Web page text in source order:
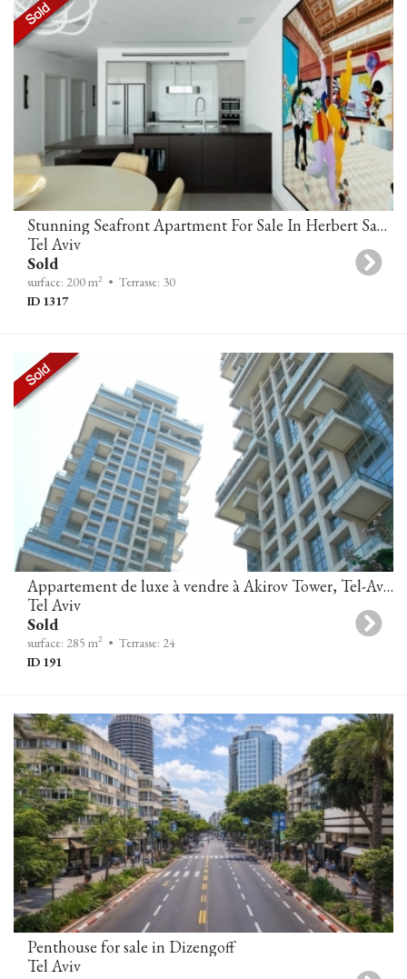
Stunning Seafront Apartment For Sale In Herbert Samuel 10 Tower Tel Aviv
Tel Aviv
Sold
surface: 200 m2 • Terrasse: 30
ID 1317
Appartement de luxe à vendre à Akirov Tower, Tel-Aviv
Tel Aviv
Sold
surface: 285 m2 • Terrasse: 24
ID 191
Penthouse for sale in Dizengoff
Tel Aviv